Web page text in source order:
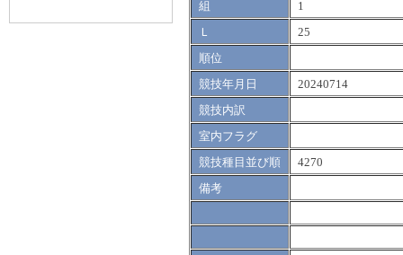
組
1
Ｌ
25
順位
競技年月日
20240714
競技内訳
室内フラグ
競技種目並び順
4270
備考